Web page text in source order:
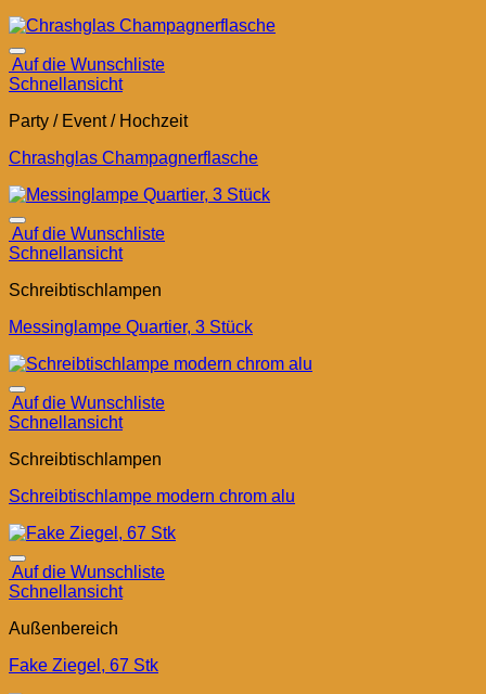
Auf die Wunschliste
Schnellansicht
Party / Event / Hochzeit
Chrashglas Champagnerflasche
Auf die Wunschliste
Schnellansicht
Schreibtischlampen
Messinglampe Quartier, 3 Stück
Auf die Wunschliste
Schnellansicht
Schreibtischlampen
Schreibtischlampe modern chrom alu
Auf die Wunschliste
Schnellansicht
Außenbereich
Fake Ziegel, 67 Stk